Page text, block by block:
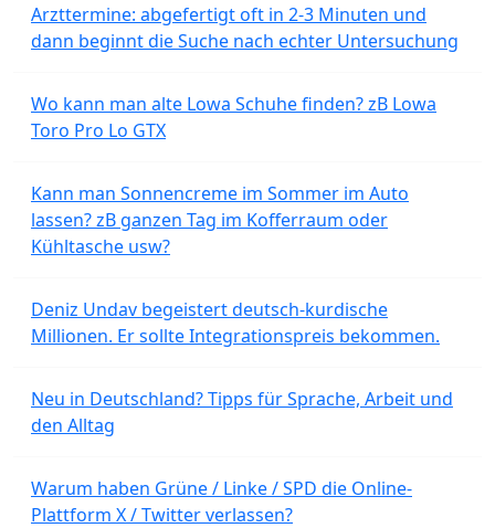
Arzttermine: abgefertigt oft in 2-3 Minuten und
dann beginnt die Suche nach echter Untersuchung
Wo kann man alte Lowa Schuhe finden? zB Lowa
Toro Pro Lo GTX
Kann man Sonnencreme im Sommer im Auto
lassen? zB ganzen Tag im Kofferraum oder
Kühltasche usw?
Deniz Undav begeistert deutsch-kurdische
Millionen. Er sollte Integrationspreis bekommen.
Neu in Deutschland? Tipps für Sprache, Arbeit und
den Alltag
Warum haben Grüne / Linke / SPD die Online-
Plattform X / Twitter verlassen?